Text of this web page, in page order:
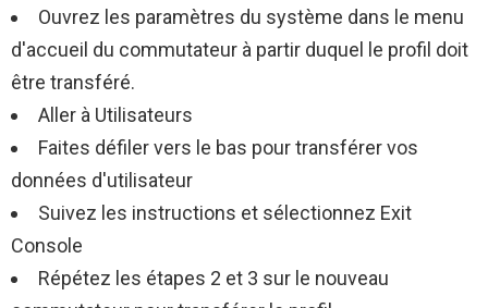
Ouvrez les paramètres du système dans le menu
d'accueil du commutateur à partir duquel le profil doit
être transféré.
Aller à Utilisateurs
Faites défiler vers le bas pour transférer vos
données d'utilisateur
Suivez les instructions et sélectionnez Exit
Console
Répétez les étapes 2 et 3 sur le nouveau